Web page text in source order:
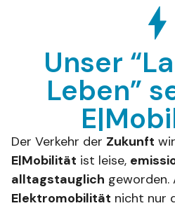
Unser
Leben”
Der Verkehr der Zukunft
E|Mobilität ist leise,
alltagstauglich geworden.
Elektromobilität nicht nur